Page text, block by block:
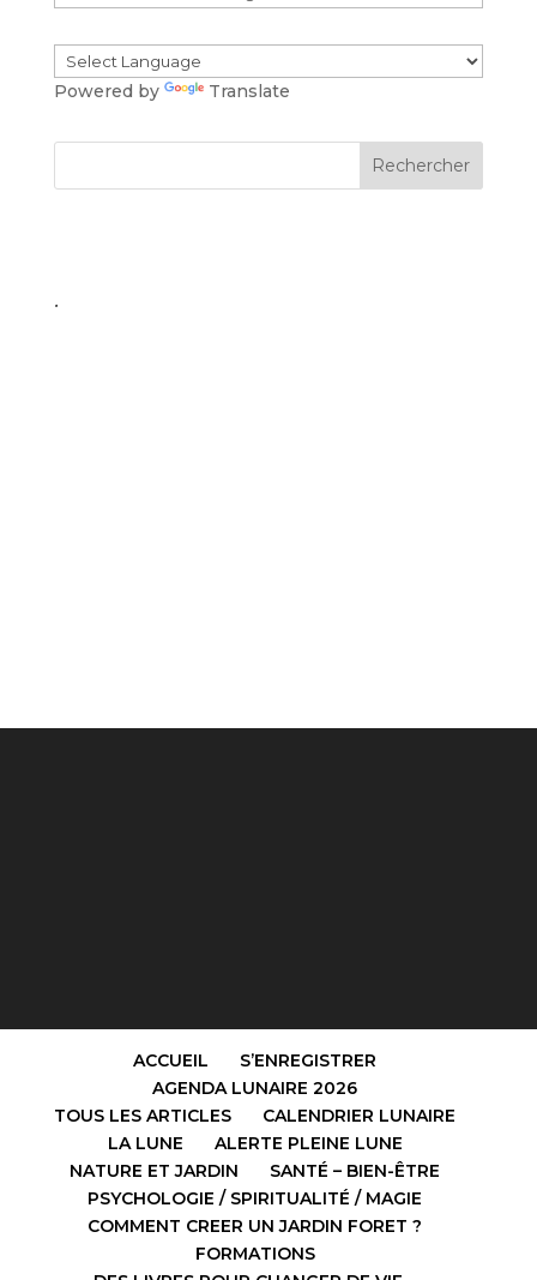
Powered by Translate
.
ACCUEIL
S’ENREGISTRER
AGENDA LUNAIRE 2026
TOUS LES ARTICLES
CALENDRIER LUNAIRE
LA LUNE
ALERTE PLEINE LUNE
NATURE ET JARDIN
SANTÉ – BIEN-ÊTRE
PSYCHOLOGIE / SPIRITUALITÉ / MAGIE
COMMENT CREER UN JARDIN FORET ?
FORMATIONS